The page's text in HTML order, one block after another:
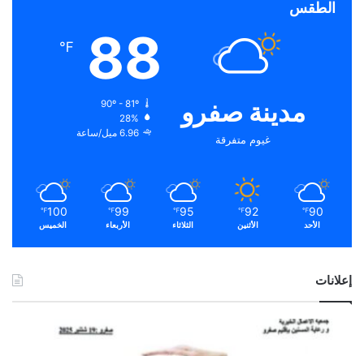
الطقس
مدينة صفرو
غيوم متفرقة
88
℉
90º - 81º
28%
6.96 ميل/ساعة
90
℉
الأحد
92
℉
الأثنين
95
℉
الثلاثاء
99
℉
الأربعاء
100
℉
الخميس
إعلانات